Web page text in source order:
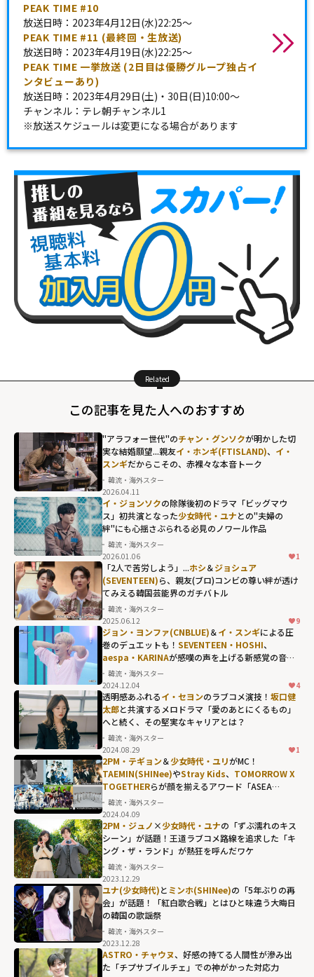
PEAK TIME #10
放送日時：2023年4月12日(水)22:25～
PEAK TIME #11 (最終回・生放送)
放送日時：2023年4月19日(水)22:25～
PEAK TIME 一挙放送 (2日目は優勝グループ独占イ
ンタビューあり)
放送日時：2023年4月29日(土)・30日(日)10:00～
チャンネル：テレ朝チャンネル1
※放送スケジュールは変更になる場合があります
Related
この記事を見た人へのおすすめ
チャン・グンソ
クが明かした切
実な結婚願望...親
友イ・ホンギ
(FTISLAND)、
イ・スンギだか
らこその、赤
裸々な本音トー
ク" width="304"
height="203"
loading="lazy"
fetchpriority="h
igh">
"アラフォー世代"のチャン・グンソクが明かした切
実な結婚願望...親友イ・ホンギ(FTISLAND)、 イ・
スンギだからこその、赤裸々な本音トーク
韓流・海外スター
2026.04.11
イ・ジョンソクの除隊後初のドラマ「ビッグマウ
ス」――初共演となった少女時代・ユナとの"夫婦の
絆"にも心揺さぶられる必見のノワール作品
韓流・海外スター
2026.01.06
1
「2人で苦労しよう」...ホシ＆ジョシュア
(SEVENTEEN)ら、親友(ブロ)コンビの尊い絆が透け
てみえる韓国芸能界のガチバトル
韓流・海外スター
2025.06.12
9
ジョン・ヨンファ(CNBLUE)＆イ・スンギによる圧
巻のデュエットも！ SEVENTEEN・HOSHI、
aespa・KARINAが感嘆の声を上げる新感覚の音楽
バラエティ
韓流・海外スター
2024.12.04
4
透明感あふれるイ・セヨンのラブコメ演技！ 坂口健
太郎と共演するメロドラマ「愛のあとにくるもの」
へと続く、その堅実なキャリアとは？
韓流・海外スター
2024.08.29
1
2PM・テギョン＆少女時代・ユリがMC！
TAEMIN(SHINee)やStray Kids、 TOMORROW X
TOGETHERらが顔を揃えるアワード「ASEA
2024」への期待
韓流・海外スター
2024.04.09
2PM・ジュノ ×少女時代・ユナの「ずぶ濡れのキス
シーン」が話題！王道ラブコメ路線を追求した「キ
ング・ザ・ランド」が熱狂を呼んだワケ
韓流・海外スター
2023.12.29
ユナ(少女時代)とミンホ(SHINee)の「5年ぶりの再
会」が話題！「紅白歌合戦」とはひと味違う大晦日
の韓国の歌謡祭
韓流・海外スター
2023.12.28
ASTRO・チャウヌ、好感の持てる人間性が滲み出
た「チプサブイルチェ」での神がかった対応力